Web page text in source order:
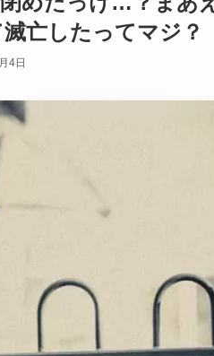
亡したってマジ？
4日